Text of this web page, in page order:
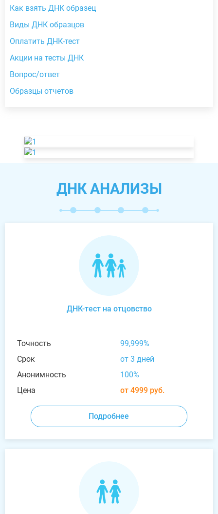
Как взять ДНК образец
Виды ДНК образцов
Оплатить ДНК-тест
Акции на тесты ДНК
Вопрос/ответ
Образцы отчетов
ДНК АНАЛИЗЫ
ДНК-тест на отцовство
Точность
99,999%
Срок
от 3 дней
Анонимность
100%
Цена
от 4999 руб.
Подробнее